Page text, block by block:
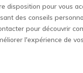
disposition pour vous
des conseils
pour découvrir
l'expérience de